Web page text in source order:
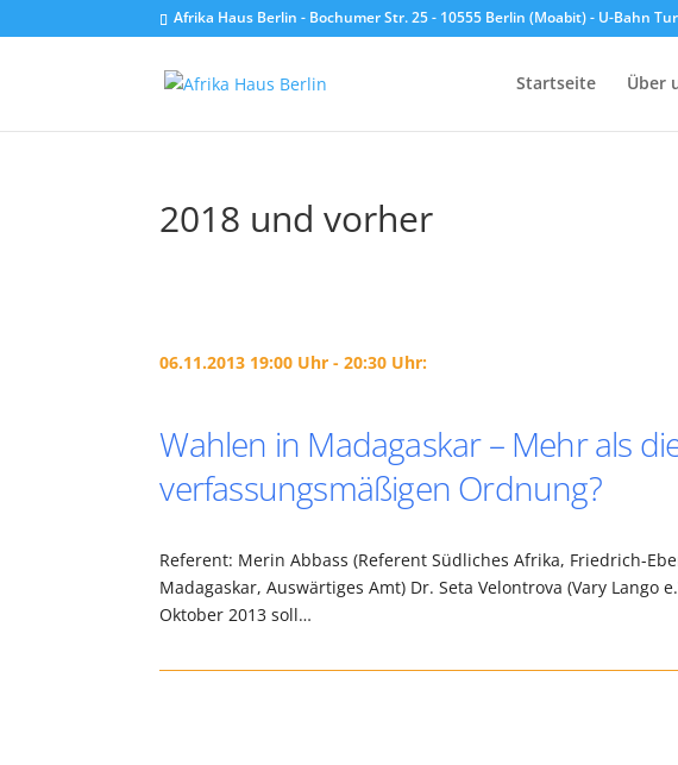
Afrika Haus Berlin - Bochumer Str. 25 - 10555 Berlin (Moabit) - U-Bahn
Startseite Über
2018 und vorher
06.11.2013 19:00 Uhr - 20:30 Uhr:
Wahlen in Madagaskar – Mehr als
verfassungsmäßigen Ordnung?
Referent: Merin Abbass (Referent Südliches Afrika, Friedrich-
Madagaskar, Auswärtiges Amt) Dr. Seta Velontrova (Vary Lango
Oktober 2013 soll…